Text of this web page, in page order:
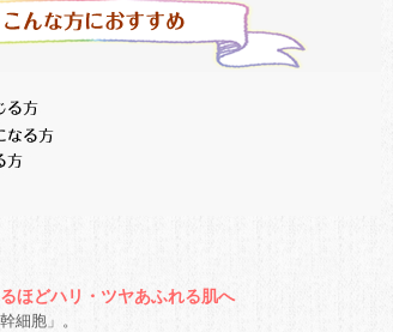
ほどハリ・ツヤあふれる肌へ
細胞」。